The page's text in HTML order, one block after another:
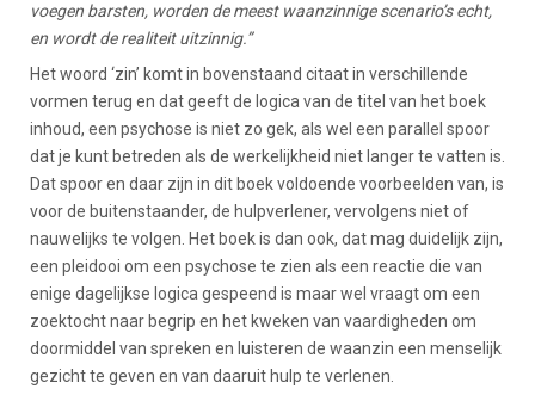
voegen barsten, worden de meest waanzinnige scenario’s echt,
en wordt de realiteit uitzinnig.”
Het woord ‘zin’ komt in bovenstaand citaat in verschillende
vormen terug en dat geeft de logica van de titel van het boek
inhoud, een psychose is niet zo gek, als wel een parallel spoor
dat je kunt betreden als de werkelijkheid niet langer te vatten is.
Dat spoor en daar zijn in dit boek voldoende voorbeelden van, is
voor de buitenstaander, de hulpverlener, vervolgens niet of
nauwelijks te volgen. Het boek is dan ook, dat mag duidelijk zijn,
een pleidooi om een psychose te zien als een reactie die van
enige dagelijkse logica gespeend is maar wel vraagt om een
zoektocht naar begrip en het kweken van vaardigheden om
doormiddel van spreken en luisteren de waanzin een menselijk
gezicht te geven en van daaruit hulp te verlenen.